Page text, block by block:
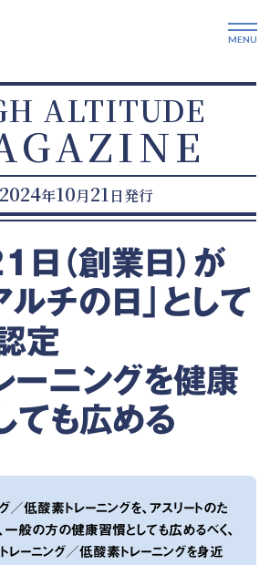
ALTITUDE
2024年10月21日発行
（創業日）が
ルチの日」として
定
ーニングを健康
ても広める
／低酸素トレーニングを、アスリートのた
一般の方の健康習慣としても広めるべく、
レーニング／低酸素トレーニングを身近